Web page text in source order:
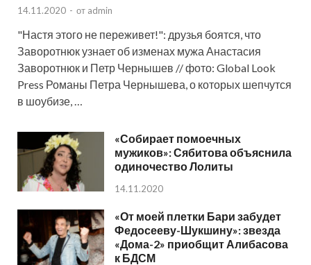
14.11.2020 - от admin
"Настя этого не переживет!": друзья боятся, что
Заворотнюк узнает об изменах мужа Анастасия
Заворотнюк и Петр Чернышев // фото: Global Look
Press Романы Петра Чернышева, о которых шепчутся
в шоубизе, …
«Собирает помоечных
мужиков»: Сябитова объяснила
одиночество Лолиты
14.11.2020
«От моей плетки Бари забудет
Федосееву-Шукшину»: звезда
«Дома-2» приобщит Алибасова
к БДСМ